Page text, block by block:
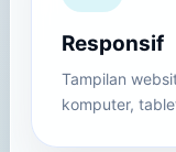
Responsif
Tampilan
komputer,